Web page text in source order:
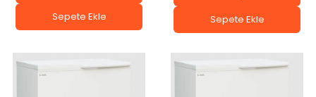
Sepete Ekle
Sepete Ekle